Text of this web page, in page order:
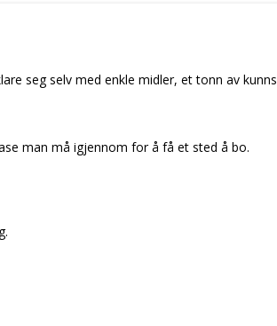
seg selv med enkle midler, et tonn av
man må igjennom for å få et sted å bo.